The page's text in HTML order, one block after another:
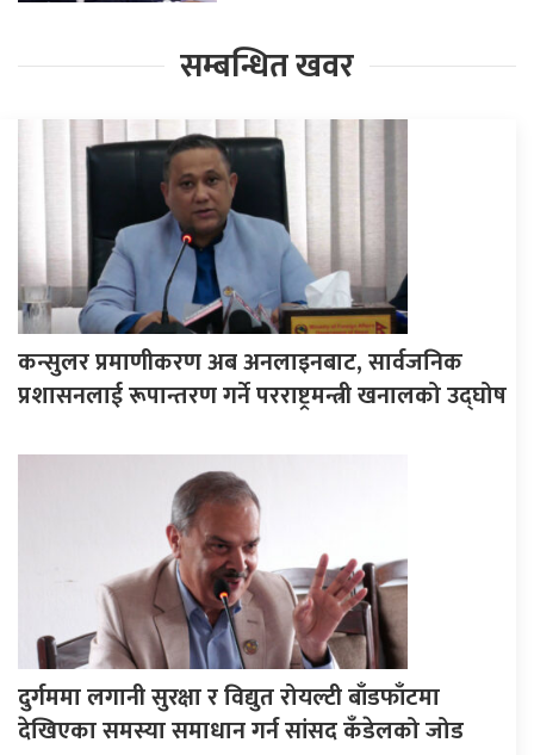
सम्बन्धित खवर
कन्सुलर प्रमाणीकरण अब अनलाइनबाट, सार्वजनिक
प्रशासनलाई रूपान्तरण गर्ने परराष्ट्रमन्त्री खनालको उद्घोष
दुर्गममा लगानी सुरक्षा र विद्युत रोयल्टी बाँडफाँटमा
देखिएका समस्या समाधान गर्न सांसद कँडेलको जोड